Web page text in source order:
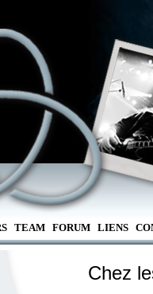
TEAM FORUM LIENS
Chez